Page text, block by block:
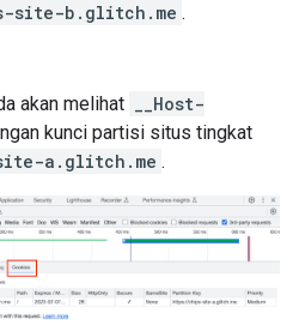
site-b.glitch.me .
akan melihat
__Host-
kunci partisi situs tingkat
a.glitch.me .